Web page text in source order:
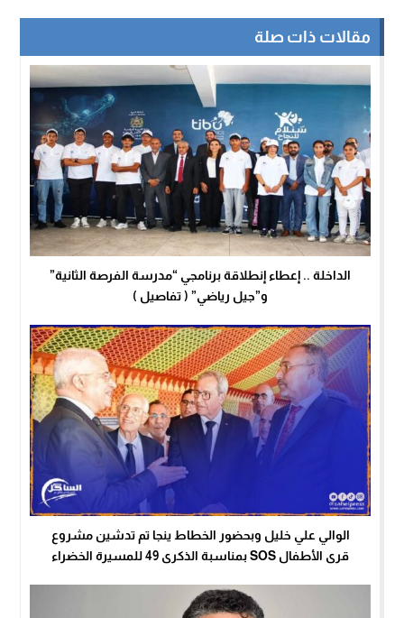
مقالات ذات صلة
الداخلة .. إعطاء إنطلاقة برنامجي “مدرسة الفرصة الثانية”
و”جيل رياضي” ( تفاصيل )
الوالي علي خليل وبحضور الخطاط ينجا تم تدشين مشروع
قرى الأطفال SOS بمناسبة الذكرى 49 للمسيرة الخضراء